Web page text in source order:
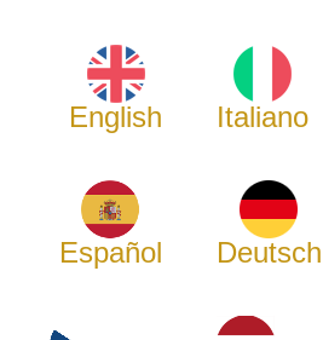
English Italiano
Español Deutsch